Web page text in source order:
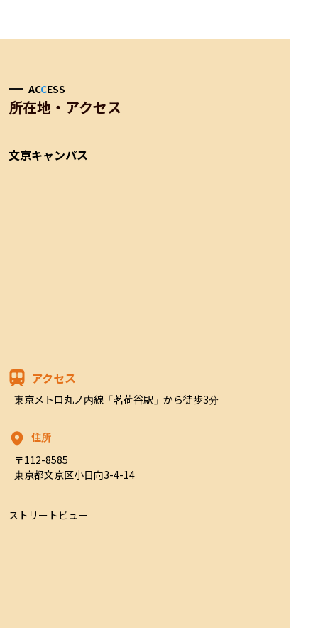
ACCESS
所在地・アクセス
文京キャンパス
アクセス
東京メトロ丸ノ内線「茗荷谷駅」から徒歩3分
住所
〒112-8585
東京都文京区小日向3-4-14
ストリートビュー